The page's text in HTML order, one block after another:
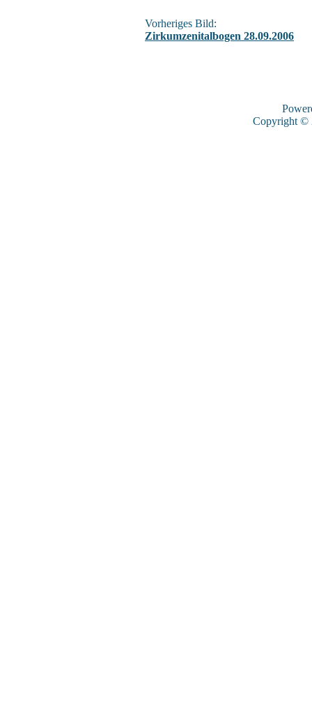
Vorheriges Bild:
Zirkumzenitalbogen 28.09.2006
Copyright ©